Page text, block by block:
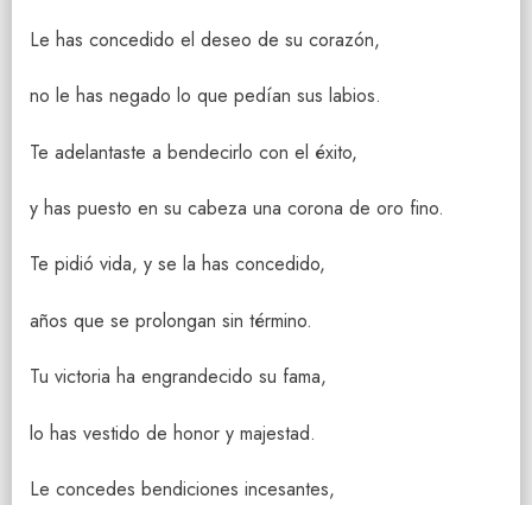
Le has concedido el deseo de su corazón,
no le has negado lo que pedían sus labios.
Te adelantaste a bendecirlo con el éxito,
y has puesto en su cabeza una corona de oro fino.
Te pidió vida, y se la has concedido,
años que se prolongan sin término.
Tu victoria ha engrandecido su fama,
lo has vestido de honor y majestad.
Le concedes bendiciones incesantes,